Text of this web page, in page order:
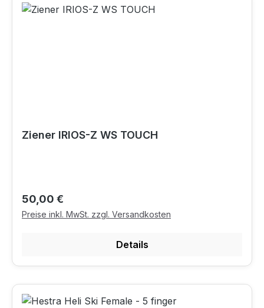
Ziener IRIOS-Z WS TOUCH
Regulärer Preis:
50,00 €
Preise inkl. MwSt. zzgl. Versandkosten
Details